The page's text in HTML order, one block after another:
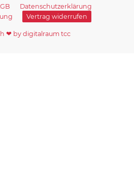
Datenschutzerklärung
Vertrag widerrufen
❤ by digitalraum tcc